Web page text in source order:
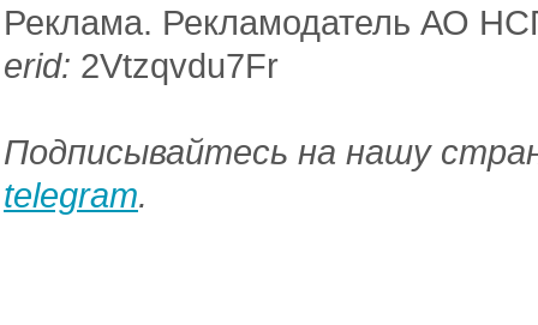
Реклама. Рекламодатель АО
erid: 2Vtzqvdu7Fr
Подписывайтесь на нашу
telegram.